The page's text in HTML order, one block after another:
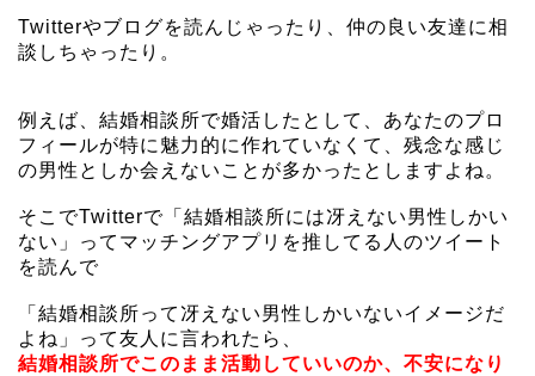
Twitterやブログを読んじゃったり、仲の良い友達に相
談しちゃったり。
例えば、結婚相談所で婚活したとして、あなたのプロ
フィールが特に魅力的に作れていなくて、残念な感じ
の男性としか会えないことが多かったとしますよね。
そこでTwitterで「結婚相談所には冴えない男性しかい
ない」ってマッチングアプリを推してる人のツイート
を読んで
「結婚相談所って冴えない男性しかいないイメージだ
よね」って友人に言われたら、
結婚相談所でこのまま活動していいのか、不安になり